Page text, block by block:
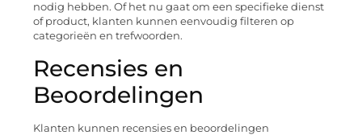
nodig hebben. Of het nu gaat om een specifieke dienst
of product, klanten kunnen eenvoudig filteren op
categorieën en trefwoorden.
Recensies en
Beoordelingen
Klanten kunnen recensies en beoordelingen